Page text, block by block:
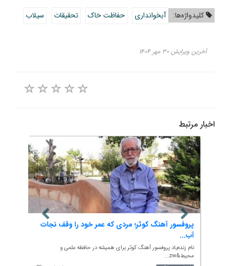
کلیدواژه‌ها: آبخوانداری حفاظت خاک تحقیقات سیلاب
آخرین ویرایش ۳۰ مهر ۱۴۰۴
اخبار مرتبط
پروفسور آهنگ کوثر؛ مردی که عمر خود را وقف نجات
آب...
نام زنده‌یاد پروفسور آهنگ کوثر برای همیشه در حافظه علمی و
محیط&zw...